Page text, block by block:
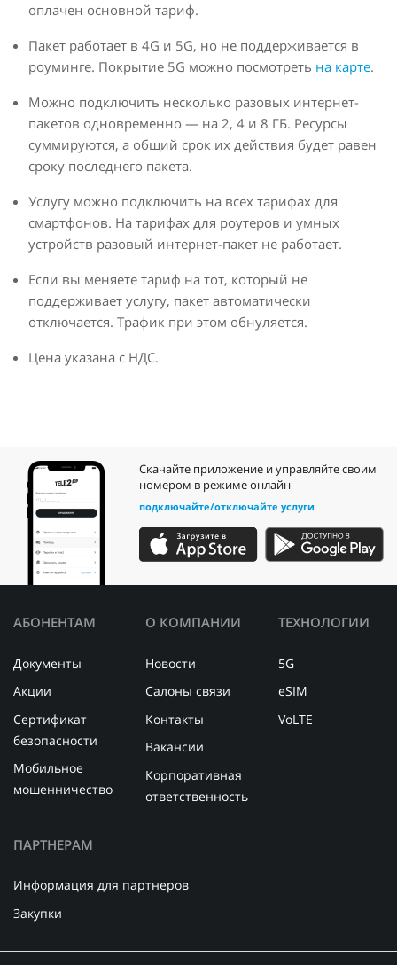
оплачен основной тариф.
Пакет работает в 4G и 5G, но не поддерживается в
роуминге. Покрытие 5G можно посмотреть на карте.
Можно подключить несколько разовых интернет-
пакетов одновременно — на 2, 4 и 8 ГБ. Ресурсы
суммируются, а общий срок их действия будет равен
сроку последнего пакета.
Услугу можно подключить на всех тарифах для
смартфонов. На тарифах для роутеров и умных
устройств разовый интернет-пакет не работает.
Если вы меняете тариф на тот, который не
поддерживает услугу, пакет автоматически
отключается. Трафик при этом обнуляется.
Цена указана с НДС.
Скачайте приложение и управляйте своим
номером в режиме онлайн
подключайте/отключайте услуги
АБОНЕНТАМ
Документы
Акции
Сертификат
безопасности
Мобильное
мошенничество
О КОМПАНИИ
Новости
Салоны связи
Контакты
Вакансии
Корпоративная
ответственность
ТЕХНОЛОГИИ
5G
eSIM
VoLTE
ПАРТНЕРАМ
Информация для партнеров
Закупки